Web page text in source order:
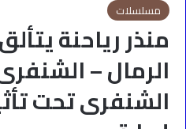
مسلسلات
منذر رياحنة
الرمال –
الشنفرى تحت